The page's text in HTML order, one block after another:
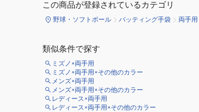
この商品が登録されているカテゴリ
野球・ソフトボール バッティング手袋 両手用
類似条件で探す
ミズノ×両手用
ミズノ×両手用×その他のカラー
メンズ×両手用
メンズ×両手用×その他のカラー
レディース×両手用
レディース×両手用×その他のカラー